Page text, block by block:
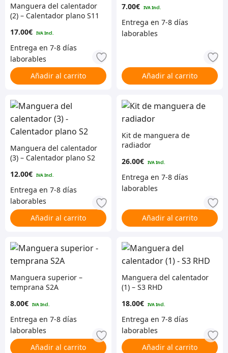
Manguera del calentador
(2) – Calentador plano S11
17.00€
Añadir al carrito
7.00€
Añadir al carrito
Manguera del calentador
(3) – Calentador plano S2
12.00€
Añadir al carrito
Kit de manguera de
radiador
26.00€
Añadir al carrito
Manguera superior –
temprana S2A
8.00€
Añadir al carrito
Manguera del calentador
(1) – S3 RHD
18.00€
Añadir al carrito